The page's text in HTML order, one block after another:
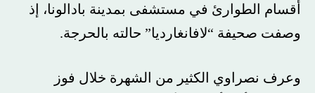
أقسام الطوارئ في مستشفى بمدينة بادالونا، إذ
وصفت صحيفة “لافانغارديا” حالته بالحرجة.
وعرف نصراوي الكثير من الشهرة خلال فوز